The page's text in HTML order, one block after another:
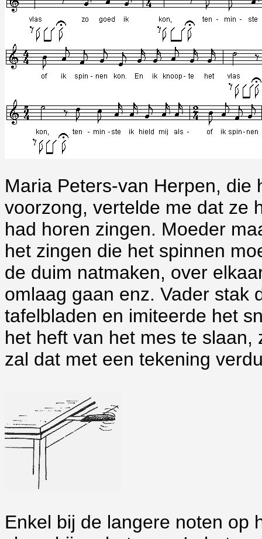
Maria Peters-van Herpen, die
voorzong, vertelde me dat ze
had horen zingen. Moeder
het zingen die het spinnen
de duim natmaken, over
omlaag gaan enz. Vader stak
tafelbladen en imiteerde het
het heft van het mes te
zal dat met een tekening
Enkel bij de langere noten op